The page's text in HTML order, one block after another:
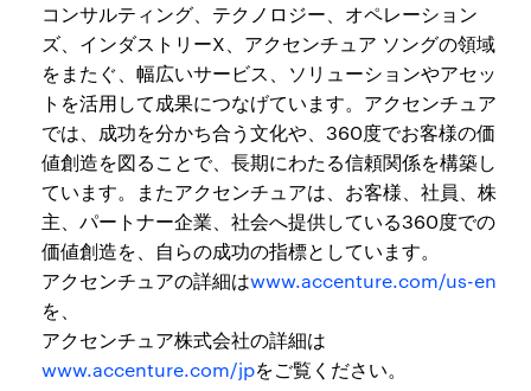
コンサルティング、テクノロジー、オペレーション
ズ、インダストリーX、アクセンチュア ソングの領域
をまたぐ、幅広いサービス、ソリューションやアセッ
トを活用して成果につなげています。アクセンチュア
では、成功を分かち合う文化や、360度でお客様の価
値創造を図ることで、長期にわたる信頼関係を構築し
ています。またアクセンチュアは、お客様、社員、株
主、パートナー企業、社会へ提供している360度での
価値創造を、自らの成功の指標としています。
アクセンチュアの詳細はwww.accenture.com/us-en
を、
アクセンチュア株式会社の詳細は
www.accenture.com/jpをご覧ください。